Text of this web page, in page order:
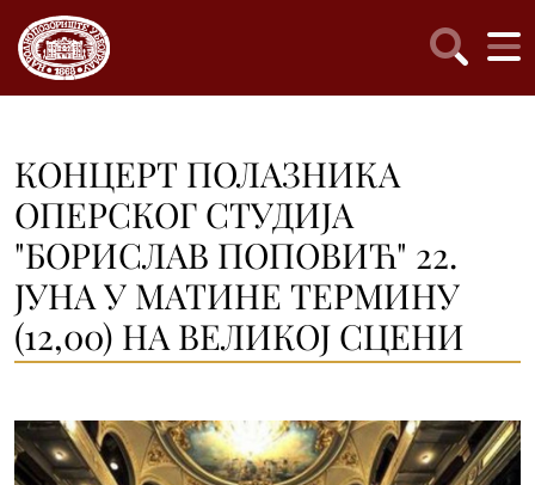
КОНЦЕРТ ПОЛАЗНИКА
ОПЕРСКОГ СТУДИЈА
"БОРИСЛАВ ПОПОВИЋ" 22.
ЈУНА У МАТИНЕ ТЕРМИНУ
(12,00) НА ВЕЛИКОЈ СЦЕНИ